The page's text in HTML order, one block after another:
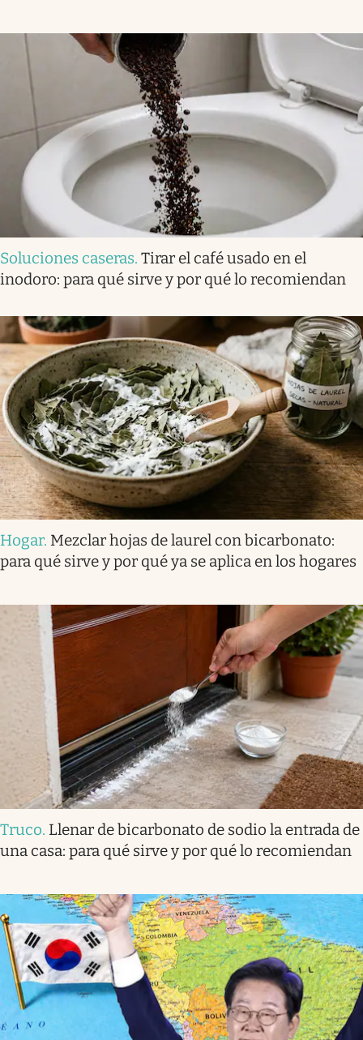
Soluciones caseras. Tirar el café usado en el
inodoro: para qué sirve y por qué lo recomiendan
Hogar. Mezclar hojas de laurel con bicarbonato:
para qué sirve y por qué ya se aplica en los hogares
Truco. Llenar de bicarbonato de sodio la entrada de
una casa: para qué sirve y por qué lo recomiendan